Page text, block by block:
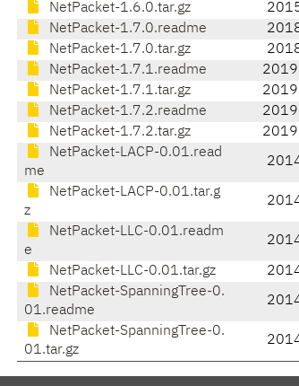
NetPacket-1.6.0.tar.gz
NetPacket-1.7.0.readme
NetPacket-1.7.0.tar.gz
NetPacket-1.7.1.readme
NetPacket-1.7.1.tar.gz
NetPacket-1.7.2.readme
NetPacket-1.7.2.tar.gz
NetPacket-LACP-0.01.read
me
NetPacket-LACP-0.01.tar.g
z
NetPacket-LLC-0.01.readm
e
NetPacket-LLC-0.01.tar.gz
NetPacket-SpanningTree-0.
01.readme
NetPacket-SpanningTree-0.
01.tar.gz